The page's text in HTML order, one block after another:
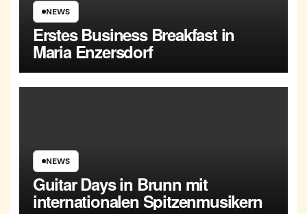
NEWS
Erstes Business Breakfast in
Maria Enzersdorf
NEWS
Guitar Days in Brunn mit
internationalen Spitzenmusikern